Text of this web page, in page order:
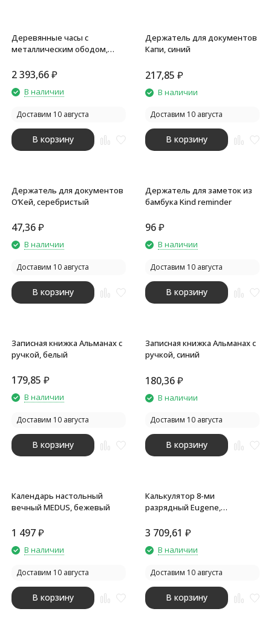
Деревянные часы с
металлическим ободом,
горизонтальные,
2 393,66₽
В наличии
Доставим 10 августа
В корзину
Держатель для документов
Капи, синий
217,85 ₽
В наличии
Доставим 10 августа
В корзину
Держатель для документов
О’Кей, серебристый
47,36₽
В наличии
Доставим 10 августа
В корзину
Держатель для заметок из
бамбука Kind reminder
96₽
В наличии
Доставим 10 августа
В корзину
Записная книжка Альманах с
ручкой, белый
179,85 ₽
В наличии
Доставим 10 августа
В корзину
Записная книжка Альманах с
ручкой, синий
180,36₽
В наличии
Доставим 10 августа
В корзину
Календарь настольный
вечный MEDUS, бежевый
1 497₽
В наличии
Доставим 10 августа
В корзину
Калькулятор 8-ми
разрядный Eugene,
3 709,61 ₽
В наличии
Доставим 10 августа
В корзину